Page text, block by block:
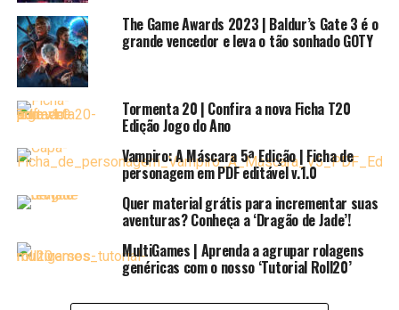
DON'T MISS
Por um mundo com mais Mulheres Maravilhas
The Game Awards 2023 | Baldur’s Gate 3 é o
grande vencedor e leva o tão sonhado GOTY
Tormenta 20 | Confira a nova Ficha T20
Edição Jogo do Ano
Vampiro: A Máscara 5ª Edição | Ficha de
personagem em PDF editável v.1.0
Quer material grátis para incrementar suas
aventuras? Conheça a ‘Dragão de Jade’!
MultiGames | Aprenda a agrupar rolagens
genéricas com o nosso ‘Tutorial Roll20’